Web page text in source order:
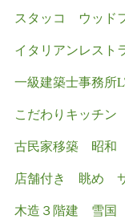
スタッコ
ウッド
イタリアンレスト
一級建築士事務所
こだわりキッチン
古民家移築
昭和
店舗付き
眺め
木造３階建
雪国